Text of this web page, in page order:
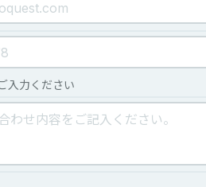
入力ください